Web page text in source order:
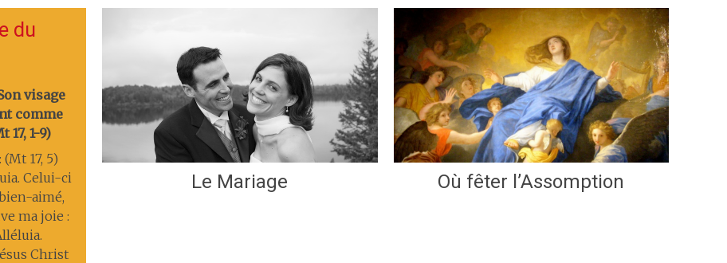
du
visage
comme
17, 1-9)
17, 5)
Celui-ci
aimé,
ma joie :
Christ
Le Mariage Où fêter l’Assomption